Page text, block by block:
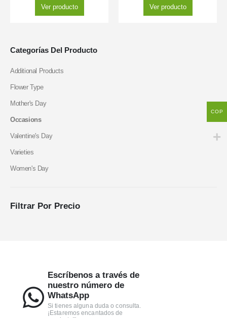
Ver producto Ver producto
Categorías Del Producto
Additional Products
Flower Type
Mother's Day
Occasions
Valentine's Day
Varieties
Women's Day
Filtrar Por Precio
Escríbenos a través de
nuestro número de
WhatsApp
Si tienes alguna duda o consulta.
¡Estaremos encantados de
COP